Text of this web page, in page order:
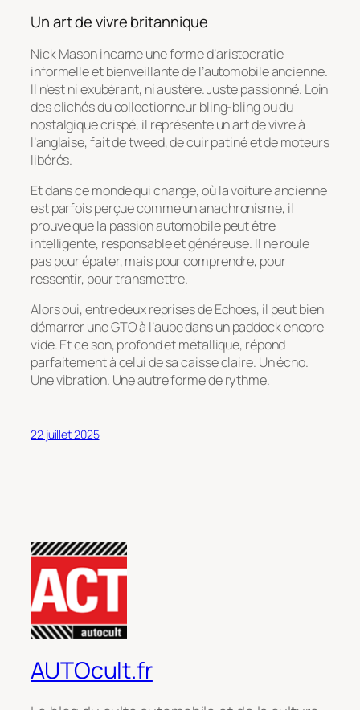
Un art de vivre britannique
Nick Mason incarne une forme d’aristocratie
informelle et bienveillante de l’automobile ancienne.
Il n’est ni exubérant, ni austère. Juste passionné. Loin
des clichés du collectionneur bling-bling ou du
nostalgique crispé, il représente un art de vivre à
l’anglaise, fait de tweed, de cuir patiné et de moteurs
libérés.
Et dans ce monde qui change, où la voiture ancienne
est parfois perçue comme un anachronisme, il
prouve que la passion automobile peut être
intelligente, responsable et généreuse. Il ne roule
pas pour épater, mais pour comprendre, pour
ressentir, pour transmettre.
Alors oui, entre deux reprises deEchoes, il peut bien
démarrer une GTO à l’aube dans un paddock encore
vide. Et ce son, profond et métallique, répond
parfaitement à celui de sa caisse claire. Un écho.
Une vibration. Une autre forme de rythme.
22 juillet 2025
AUTOcult.fr